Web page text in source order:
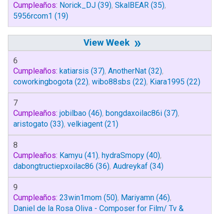
Cumpleaños: Norick_DJ (39), SkalBEAR (35),
5956rcom1 (19)
»
6
Cumpleaños: katiarsis (37), AnotherNat (32),
coworkingbogota (22), wibo88sbs (22), Kiara1995 (22)
7
Cumpleaños: jobilbao (46), bongdaxoilac86i (37),
aristogato (33), velkiagent (21)
8
Cumpleaños: Kamyu (41), hydraSmopy (40),
dabongtructiepxoilac86 (36), Audreykaf (34)
9
Cumpleaños: 23win1mom (50), Mariyamn (46),
Daniel de la Rosa Oliva - Composer for Film/ Tv &